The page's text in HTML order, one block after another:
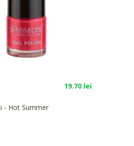
19.70 lei
- Hot Summer